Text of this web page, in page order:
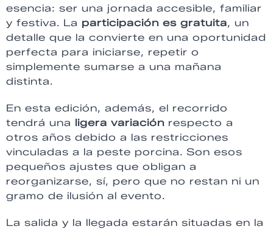
esencia: ser una jornada accesible, familiar
y festiva. La participación es gratuita, un
detalle que la convierte en una oportunidad
perfecta para iniciarse, repetir o
simplemente sumarse a una mañana
distinta.
En esta edición, además, el recorrido
tendrá una ligera variación respecto a
otros años debido a las restricciones
vinculadas a la peste porcina. Son esos
pequeños ajustes que obligan a
reorganizarse, sí, pero que no restan ni un
gramo de ilusión al evento.
La salida y la llegada estarán situadas en la